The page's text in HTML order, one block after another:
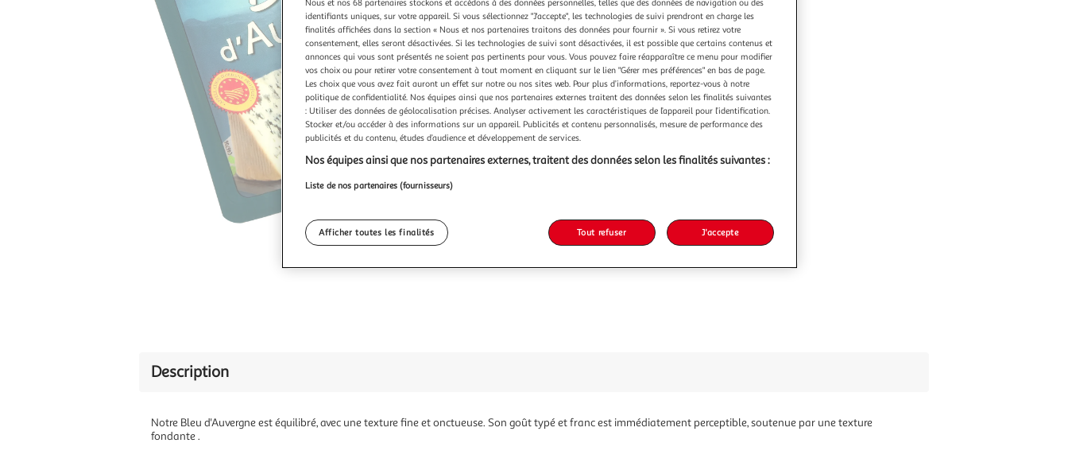
Description
Notre Bleu d'Auvergne est équilibré, avec une texture fine et onctueuse. Son goût typé et franc est immédiatement perceptible, soutenue par une texture
fondante .
Nous et nos 68 partenaires stockons et accédons à des données personnelles, telles que des données de navigation ou des
identifiants uniques, sur votre appareil. Si vous sélectionnez "J'accepte", les technologies de suivi prendront en charge les
finalités affichées dans la section « Nous et nos partenaires traitons des données pour fournir ». Si vous retirez votre
consentement, elles seront désactivées. Si les technologies de suivi sont désactivées, il est possible que certains contenus et
annonces qui vous sont présentés ne soient pas pertinents pour vous. Vous pouvez faire réapparaître ce menu pour modifier
vos choix ou pour retirer votre consentement à tout moment en cliquant sur le lien "Gérer mes préférences" en bas de page.
Les choix que vous avez fait auront un effet sur notre ou nos sites web. Pour plus d’informations, reportez-vous à notre
politique de confidentialité. Nos équipes ainsi que nos partenaires externes traitent des données selon les finalités suivantes
: Utiliser des données de géolocalisation précises. Analyser activement les caractéristiques de l’appareil pour l’identification.
Stocker et/ou accéder à des informations sur un appareil. Publicités et contenu personnalisés, mesure de performance des
publicités et du contenu, études d’audience et développement de services.
Nos équipes ainsi que nos partenaires externes, traitent des données selon les finalités suivantes :
Liste de nos partenaires (fournisseurs)
Afficher toutes les finalités Tout refuser J'accepte